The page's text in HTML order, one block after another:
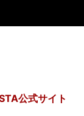
公式サイト